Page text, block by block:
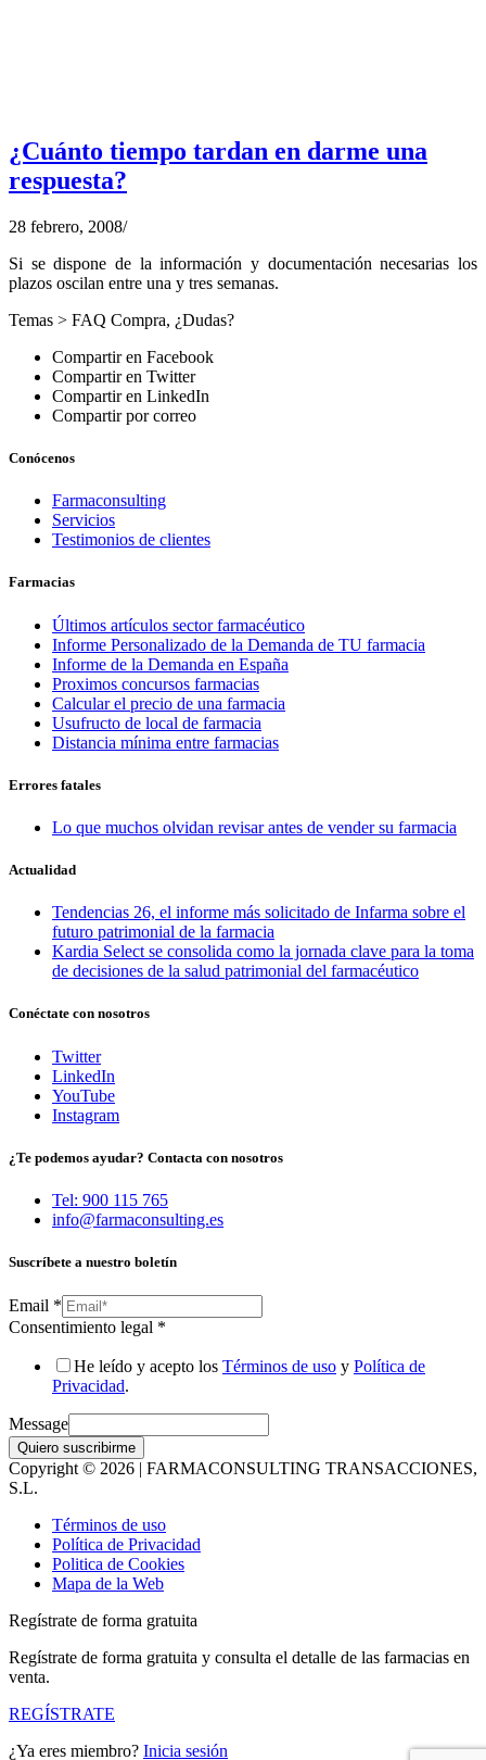
¿Cuánto tiempo tardan en darme una
respuesta?
28 febrero, 2008/
Si se dispone de la información y documentación necesarias los
plazos oscilan entre una y tres semanas.
Temas > FAQ Compra, ¿Dudas?
Compartir en Facebook
Compartir en Twitter
Compartir en LinkedIn
Compartir por correo
Conócenos
Farmaconsulting
Servicios
Testimonios de clientes
Farmacias
Últimos artículos sector farmacéutico
Informe Personalizado de la Demanda de TU farmacia
Informe de la Demanda en España
Proximos concursos farmacias
Calcular el precio de una farmacia
Usufructo de local de farmacia
Distancia mínima entre farmacias
Errores fatales
Lo que muchos olvidan revisar antes de vender su farmacia
Actualidad
Tendencias 26, el informe más solicitado de Infarma sobre el
futuro patrimonial de la farmacia
Kardia Select se consolida como la jornada clave para la toma
de decisiones de la salud patrimonial del farmacéutico
Conéctate con nosotros
Twitter
LinkedIn
YouTube
Instagram
¿Te podemos ayudar? Contacta con nosotros
Tel: 900 115 765
info@farmaconsulting.es
Suscríbete a nuestro boletín
Email *
Consentimiento legal *
He leído y acepto los Términos de uso y Política de
Privacidad.
Message
Quiero suscribirme
Copyright © 2026 | FARMACONSULTING TRANSACCIONES,
S.L.
Términos de uso
Política de Privacidad
Politica de Cookies
Mapa de la Web
Regístrate de forma gratuita
Regístrate de forma gratuita y consulta el detalle de las farmacias en
venta.
REGÍSTRATE
¿Ya eres miembro? Inicia sesión